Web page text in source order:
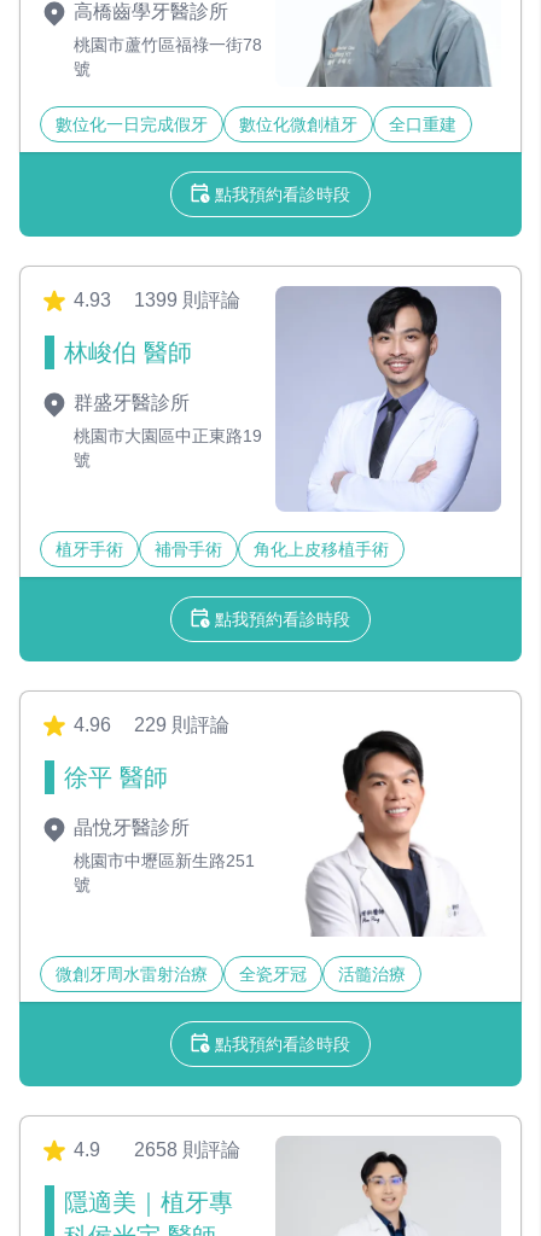
高橋齒學牙醫診所
桃園市蘆竹區福祿一街78
號
數位化一日完成假牙 數位化微創植牙 全口重建
點我預約看診時段
4.93 1399 則評論
林峻伯 醫師
群盛牙醫診所
桃園市大園區中正東路19
號
植牙手術 補骨手術 角化上皮移植手術
點我預約看診時段
4.96 229 則評論
徐平 醫師
晶悅牙醫診所
桃園市中壢區新生路251
號
微創牙周水雷射治療 全瓷牙冠 活髓治療
點我預約看診時段
4.9 2658 則評論
隱適美｜植牙專